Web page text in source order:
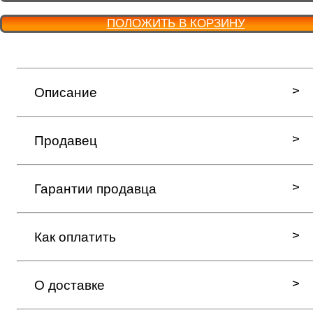
ПОЛОЖИТЬ В КОРЗИНУ
Описание
Продавец
Гарантии продавца
Как оплатить
О доставке